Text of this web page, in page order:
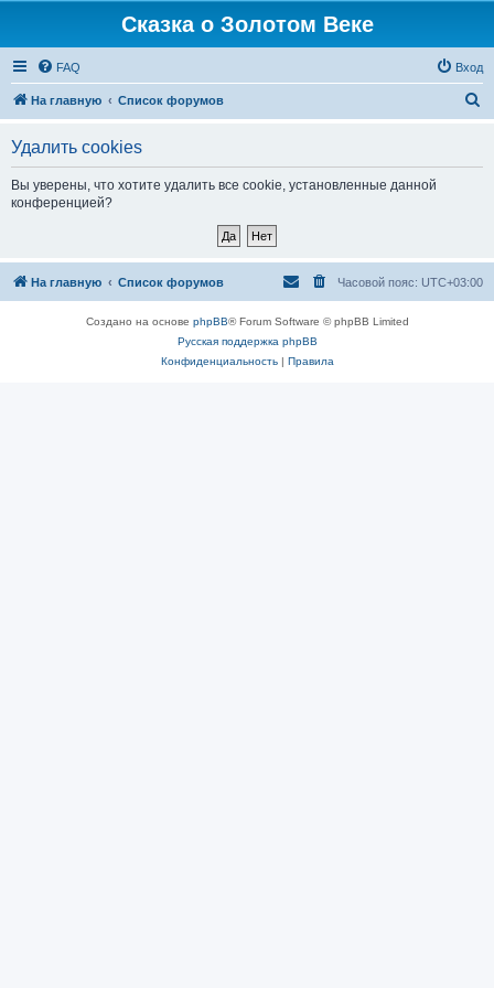
Сказка о Золотом Веке
FAQ Вход
На главную Список форумов
Удалить cookies
Вы уверены, что хотите удалить все cookie, установленные данной
конференцией?
На главную Список форумов Часовой пояс: UTC+03:00
Создано на основе phpBB® Forum Software © phpBB Limited
Русская поддержка phpBB
Конфиденциальность| Правила